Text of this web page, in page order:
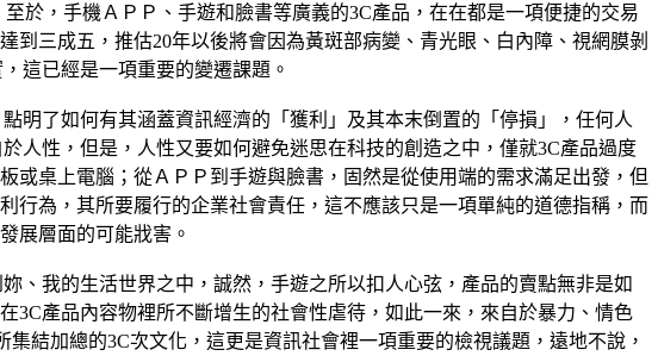
於，手機ＡＰＰ、手遊和臉書等廣義的3C產品，在在都是一項便捷的交易
三成五，推估20年以後將會因為黃斑部病變、青光眼、白內障、視網膜剝
這已經是一項重要的變遷課題。
明了如何有其涵蓋資訊經濟的「獲利」及其本末倒置的「停損」，任何人
人性，但是，人性又要如何避免迷思在科技的創造之中，僅就3C產品過度
桌上電腦；從ＡＰＰ到手遊與臉書，固然是從使用端的需求滿足出發，但
為，其所要履行的企業社會責任，這不應該只是一項單純的道德指稱，而
展層面的可能戕害。
、我的生活世界之中，誠然，手遊之所以扣人心弦，產品的賣點無非是如
產品內容物裡所不斷增生的社會性虐待，如此一來，來自於暴力、情色
結加總的3C次文化，這更是資訊社會裡一項重要的檢視議題，遠地不說，